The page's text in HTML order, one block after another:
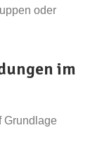
oder
im
Grundlage